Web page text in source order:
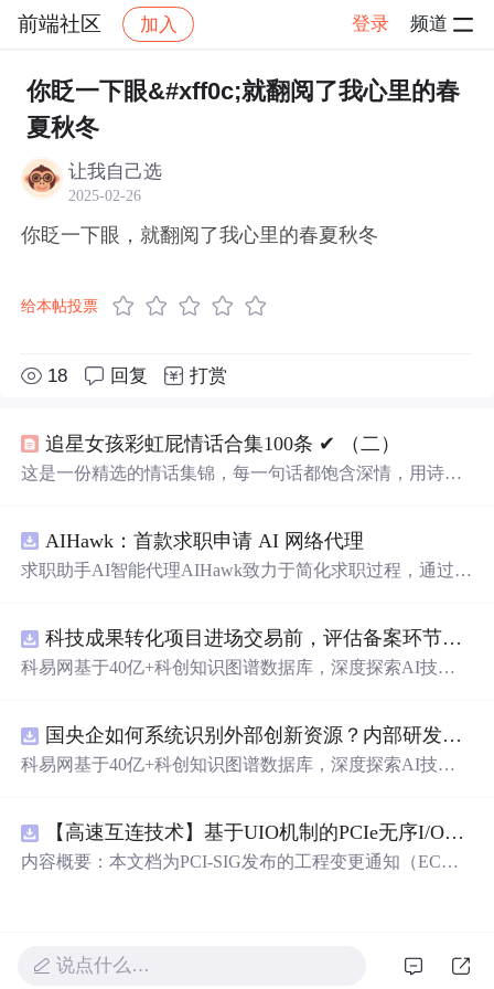
前端社区 加入 登录 频道
社区 前端社区 感慨 帖子详情
你眨一下眼&#xff0c;就翻阅了我心里的春
夏秋冬
让我自己选
2025-02-26
你眨一下眼，就翻阅了我心里的春夏秋冬
给本帖投票
18 回复 打赏
追星女孩彩虹屁情话合集100条 ✔︎ （二）
这是一份精选的情话集锦，每一句话都饱含深情，用诗意
的思念与热爱。
AIHawk：首款求职申请 AI 网络代理
求职助手AI智能代理AIHawk致力于简化求职过程，通过自
科技成果转化项目进场交易前，评估备案环节需要准备哪些材料？.docx
科易网基于40亿+科创知识图谱数据库，深度探索AI技术
新领域的AI+数智化解决方案，推动科技创新与产业创新
智能化发展。
国央企如何系统识别外部创新资源？内部研发体系完善，但对外部高校、中小科技企业技术能力缺乏动态认知。.docx
科易网基于40亿+科创知识图谱数据库，深度探索AI技术
新领域的AI+数智化解决方案，推动科技创新与产业创新
智能化发展。
【高速互连技术】基于UIO机制的PCIe无序I/O扩展：多路径架构下内存请求的高性能传输与排序控制方案设计
内容概要：本文档为PCI-SIG发布的工程变更通知（EC
式，定义了一套新的TLP（事务层包）类型和规则，允许
请求方（Requester）自主管理数据顺序，支持多路径路
说点什么…